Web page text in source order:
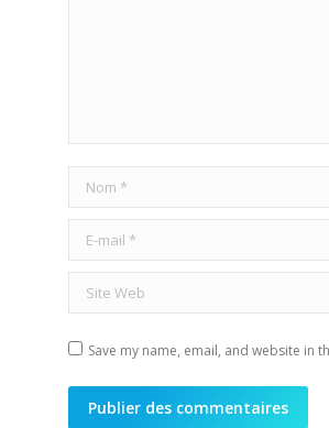
Nom *
E-mail *
Site Web
Save my name, email, and website in
Publier des commentaires